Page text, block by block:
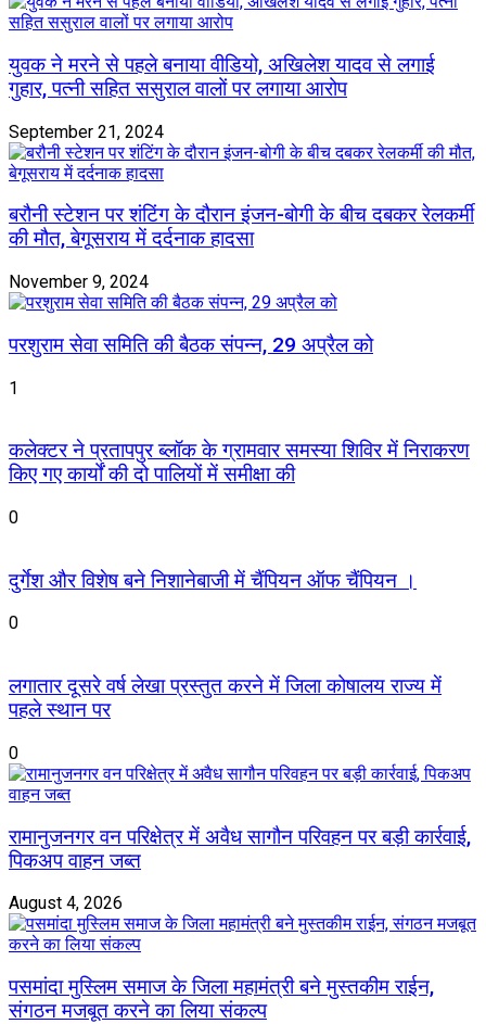
युवक ने मरने से पहले बनाया वीडियो, अखिलेश यादव से लगाई
गुहार, पत्नी सहित ससुराल वालों पर लगाया आरोप
September 21, 2024
बरौनी स्टेशन पर शंटिंग के दौरान इंजन-बोगी के बीच दबकर रेलकर्मी
की मौत, बेगूसराय में दर्दनाक हादसा
November 9, 2024
परशुराम सेवा समिति की बैठक संपन्न, 29 अप्रैल को
1
कलेक्टर ने प्रतापपुर ब्लॉक के ग्रामवार समस्या शिविर में निराकरण
किए गए कार्यों की दो पालियों में समीक्षा की
0
दुर्गेश और विशेष बने निशानेबाजी में चैंपियन ऑफ चैंपियन ।
0
लगातार दूसरे वर्ष लेखा प्रस्तुत करने में जिला कोषालय राज्य में
पहले स्थान पर
0
रामानुजनगर वन परिक्षेत्र में अवैध सागौन परिवहन पर बड़ी कार्रवाई,
पिकअप वाहन जब्त
August 4, 2026
पसमांदा मुस्लिम समाज के जिला महामंत्री बने मुस्तकीम राईन,
संगठन मजबूत करने का लिया संकल्प